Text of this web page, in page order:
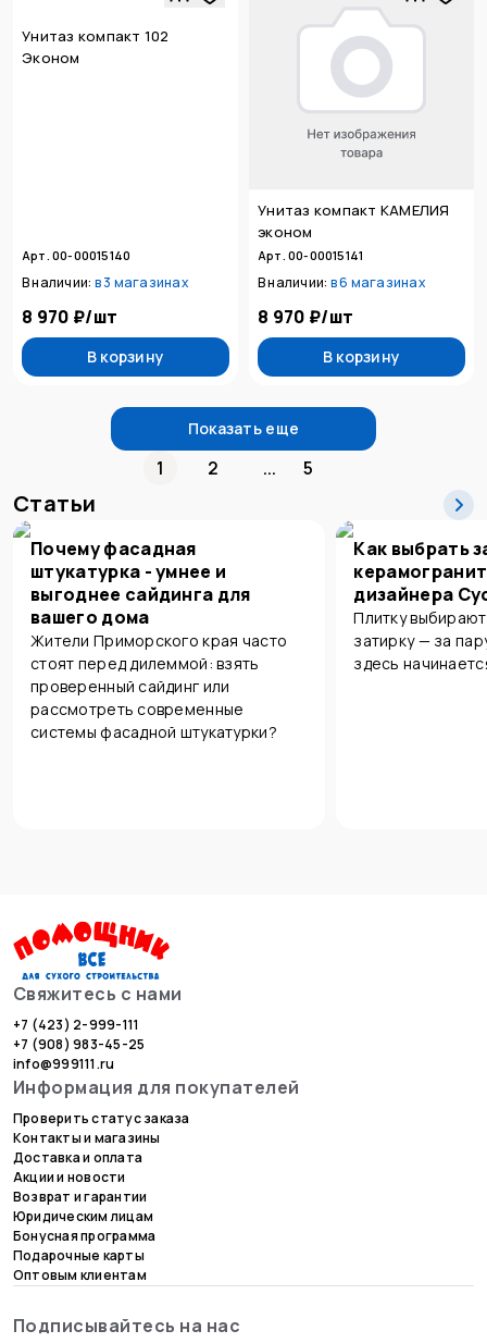
Унитаз компакт 102
Эконом
Арт. 00-00015140
В наличии: в3 магазинах
8 970 ₽/шт
В корзину
Унитаз компакт КАМЕЛИЯ
эконом
Арт. 00-00015141
В наличии: в6 магазинах
8 970 ₽/шт
В корзину
Показать еще
1 2 ... 5
Статьи
Почему фасадная
штукатурка - умнее и
выгоднее сайдинга для
вашего дома
Жители Приморского края часто
стоят перед дилеммой: взять
проверенный сайдинг или
рассмотреть современные
системы фасадной штукатурки?
Как выбрать
дизайнера
Плитку
затирку — за
здесь
Свяжитесь с нами
+7 (423) 2-999-111
+7 (908) 983-45-25
info@999111.ru
Информация для покупателей
Проверить статус заказа
Контакты и магазины
Доставка и оплата
Акции и новости
Возврат и гарантии
Юридическим лицам
Бонусная программа
Подарочные карты
Оптовым клиентам
Подписывайтесь на нас